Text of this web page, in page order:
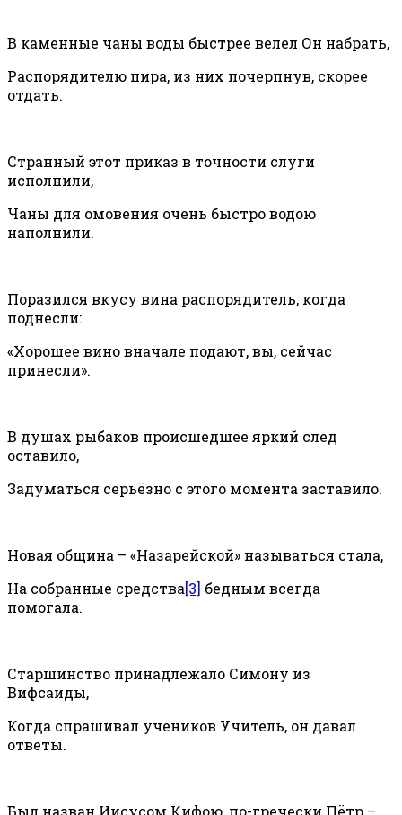
В каменные чаны воды быстрее велел Он набрать,
Распорядителю пира, из них почерпнув, скорее
отдать.
Странный этот приказ в точности слуги
исполнили,
Чаны для омовения очень быстро водою
наполнили.
Поразился вкусу вина распорядитель, когда
поднесли:
«Хорошее вино вначале подают, вы, сейчас
принесли».
В душах рыбаков происшедшее яркий след
оставило,
Задуматься серьёзно с этого момента заставило.
Новая община – «Назарейской» называться стала,
На собранные средства[3] бедным всегда
помогала.
Старшинство принадлежало Симону из
Вифсаиды,
Когда спрашивал учеников Учитель, он давал
ответы.
Был назван Иисусом Кифою, по-гречески Пётр –